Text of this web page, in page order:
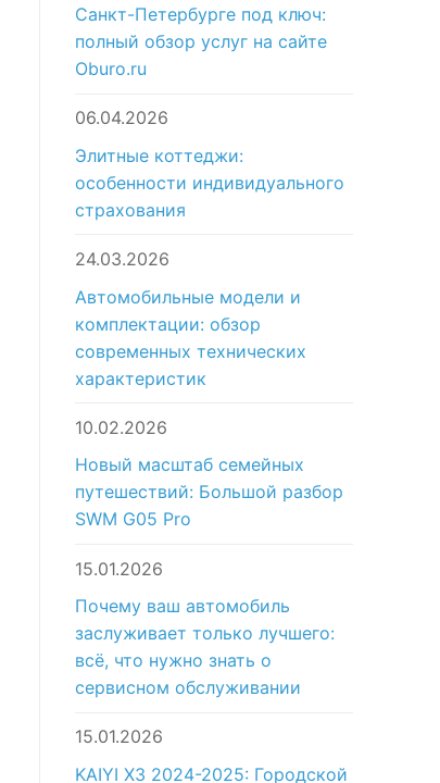
Санкт-Петербурге под ключ:
полный обзор услуг на сайте
Oburo.ru
06.04.2026
Элитные коттеджи:
особенности индивидуального
страхования
24.03.2026
Автомобильные модели и
комплектации: обзор
современных технических
характеристик
10.02.2026
Новый масштаб семейных
путешествий: Большой разбор
SWM G05 Pro
15.01.2026
Почему ваш автомобиль
заслуживает только лучшего:
всё, что нужно знать о
сервисном обслуживании
15.01.2026
KAIYI X3 2024-2025: Городской